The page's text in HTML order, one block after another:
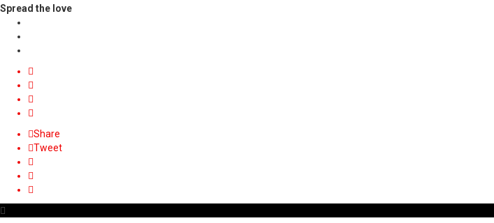
Spread the love
Share
Tweet